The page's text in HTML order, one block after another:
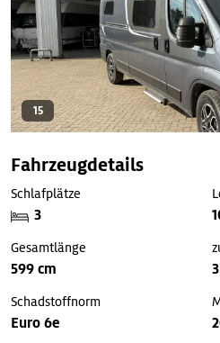
15
Fahrzeugdetails
Schlafplätze
3
Gesamtlänge
599 cm
Schadstoffnorm
Euro 6e